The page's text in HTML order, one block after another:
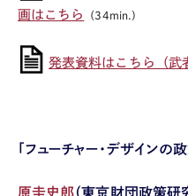
画はこちら
（34min.）
発表資料はこちら（武
「フューチャー・デザイン
原圭史郎（東京財団政策研